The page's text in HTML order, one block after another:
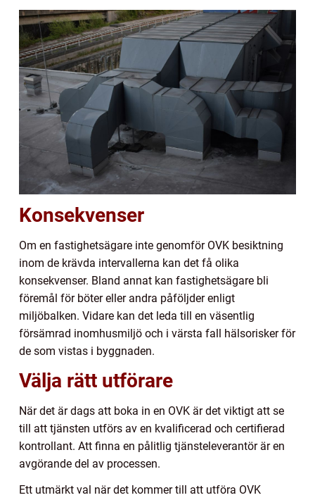
Konsekvenser
Om en fastighetsägare inte genomför OVK besiktning
inom de krävda intervallerna kan det få olika
konsekvenser. Bland annat kan fastighetsägare bli
föremål för böter eller andra påföljder enligt
miljöbalken. Vidare kan det leda till en väsentlig
försämrad inomhusmiljö och i värsta fall hälsorisker för
de som vistas i byggnaden.
Välja rätt utförare
När det är dags att boka in en OVK är det viktigt att se
till att tjänsten utförs av en kvalificerad och certifierad
kontrollant. Att finna en pålitlig tjänsteleverantör är en
avgörande del av processen.
Ett utmärkt val när det kommer till att utföra OVK